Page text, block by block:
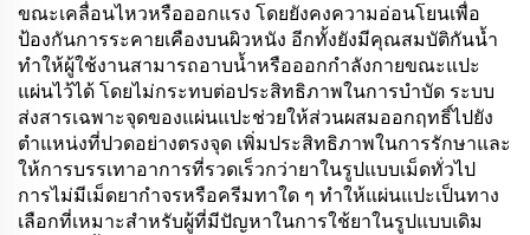
ขณะเคลื่อนไหวหรือออกแรง โดยยังคงความอ่อนโยนเพื่อ
ป้องกันการระคายเคืองบนผิวหนัง อีกทั้งยังมีคุณสมบัติกันน้ำ
ทำให้ผู้ใช้งานสามารถอาบน้ำหรือออกกำลังกายขณะแปะ
แผ่นไว้ได้ โดยไม่กระทบต่อประสิทธิภาพในการบำบัด ระบบ
ส่งสารเฉพาะจุดของแผ่นแปะช่วยให้ส่วนผสมออกฤทธิ์ไปยัง
ตำแหน่งที่ปวดอย่างตรงจุด เพิ่มประสิทธิภาพในการรักษาและ
ให้การบรรเทาอาการที่รวดเร็วกว่ายาในรูปแบบเม็ดทั่วไป
การไม่มีเม็ดยากำจรหรือครีมทาใด ๆ ทำให้แผ่นแปะเป็นทาง
เลือกที่เหมาะสำหรับผู้ที่มีปัญหาในการใช้ยาในรูปแบบเดิม